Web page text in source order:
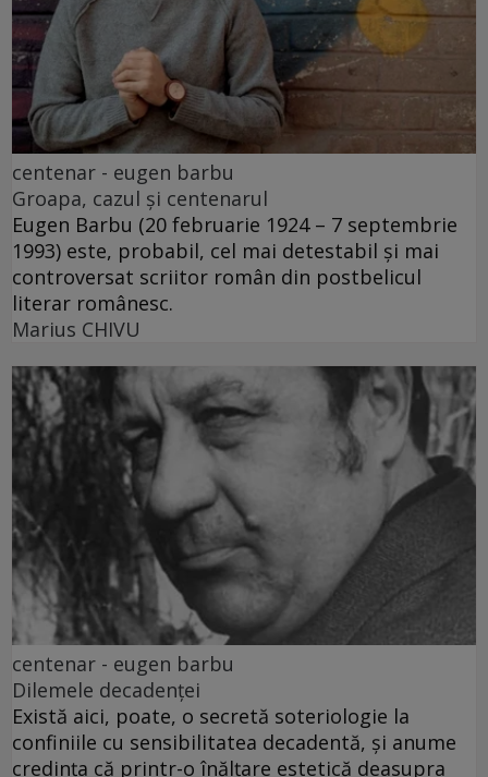
centenar - eugen barbu
Groapa, cazul și centenarul
Eugen Barbu (20 februarie 1924 – 7 septembrie
1993) este, probabil, cel mai detestabil și mai
controversat scriitor român din postbelicul
literar românesc.
Marius CHIVU
centenar - eugen barbu
Dilemele decadenței
Există aici, poate, o secretă soteriologie la
confiniile cu sensibilitatea decadentă, și anume
credința că printr-o înălțare estetică deasupra